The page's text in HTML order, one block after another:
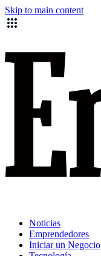
Skip to main content
Noticias
Emprendedores
Iniciar un Negocio